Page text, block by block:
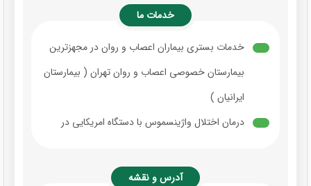
خدمات ما
خدمات بستری بیماران اعصاب و روان در مجهزترین
بیمارستان خصوصی اعصاب و روان تهران ( بیمارستان
ایرانیان )
درمان اختلال واژینسموس با دستگاه امریکایی در
درمان اختلالات افسردگی ( پس از زایمان ، افسردگی
آدرس و نقشه